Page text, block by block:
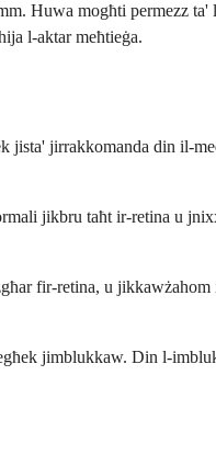
Huwa mogħti permezz
l-aktar meħtieġa.
jirrakkomanda din il-
jikbru taħt ir-retina u
fir-retina, u
jimblukkaw. Din l-